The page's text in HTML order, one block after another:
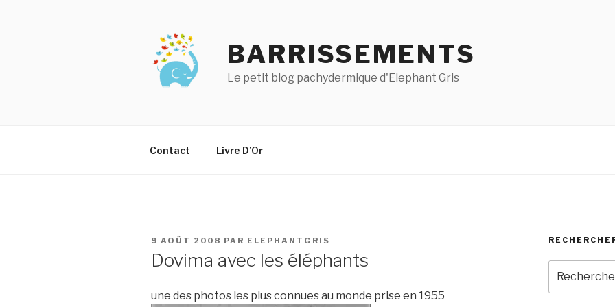
BARRISSEMENTS
Le petit blog pachydermique d'Elephant Gris
Contact Livre D’Or
PUBLIÉ
9 AOÛT 2008 PAR ELEPHANTGRIS
Dovima avec les éléphants
une des photos les plus connues au monde prise en 1955
pour
: